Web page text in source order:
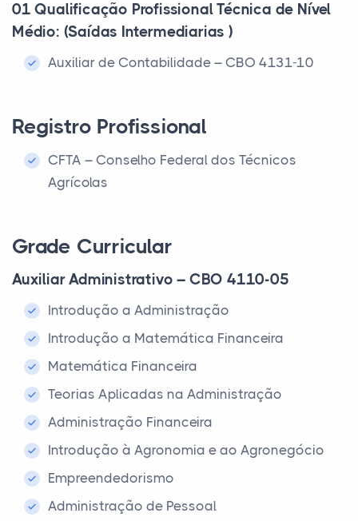
01 Qualificação Profissional Técnica de Nível
Médio: (Saídas Intermediarias )
Auxiliar de Contabilidade – CBO 4131-10
Registro Profissional
CFTA – Conselho Federal dos Técnicos
Agrícolas
Grade Curricular
Auxiliar Administrativo – CBO 4110-05
Introdução a Administração
Introdução a Matemática Financeira
Matemática Financeira
Teorias Aplicadas na Administração
Administração Financeira
Introdução à Agronomia e ao Agronegócio
Empreendedorismo
Administração de Pessoal